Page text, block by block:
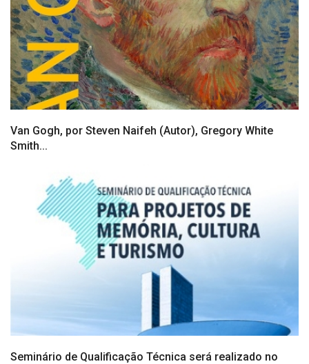
Van Gogh​, por Steven Naifeh (Autor), Gregory White
Smith...
Seminário de Qualificação Técnica será realizado no